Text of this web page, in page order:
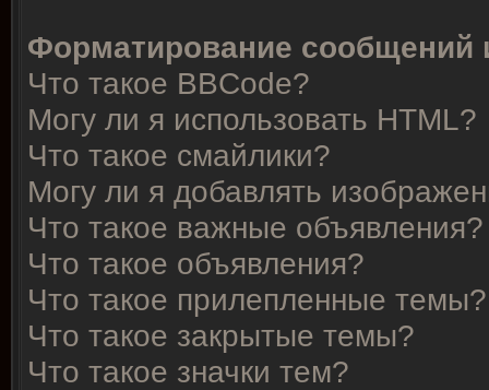
Форматирование сообщений
Что такое BBCode?
Могу ли я использовать HTML?
Что такое смайлики?
Могу ли я добавлять
Что такое важные объявления?
Что такое объявления?
Что такое прилепленные темы?
Что такое закрытые темы?
Что такое значки тем?